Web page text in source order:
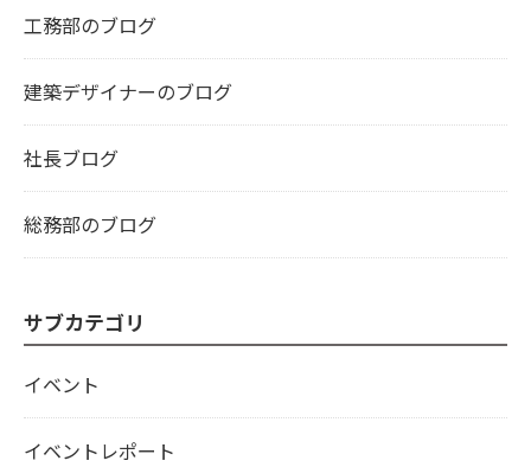
工務部のブログ
建築デザイナーのブログ
社長ブログ
総務部のブログ
サブカテゴリ
イベント
イベントレポート